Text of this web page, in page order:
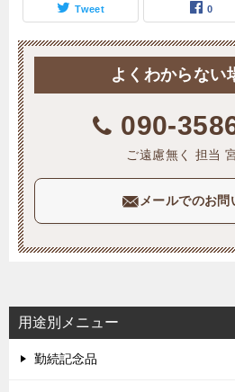
Tweet 0
よくわからない
090-
ご遠慮無く 担当
メールでのお問
用途別メニュー
勤続記念品